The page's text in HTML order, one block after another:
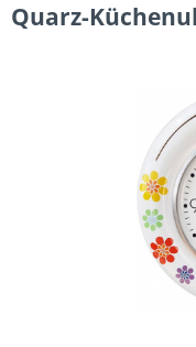
Quarz-